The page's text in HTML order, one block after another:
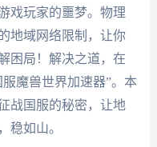
戏玩家的噩梦。物理
地域网络限制，让你
困局！解决之道，在
魔兽世界加速器”。本
战国服的秘密，让地
稳如山。